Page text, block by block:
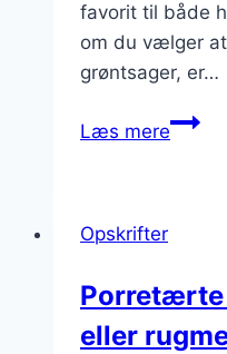
favorit til både
om du vælger
grøntsager, er…
Læs mere
Opskrifter
Porretærte
eller